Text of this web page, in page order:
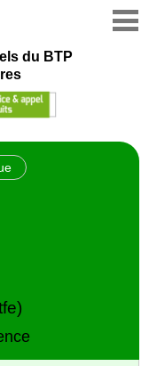
du BTP